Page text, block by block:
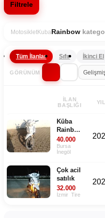
Filtrele
MotosikletKuba Rainbow
Tüm İlanlar Sıfır İkinci El
GÖRÜNÜM
İLAN
BAŞLIĞI
YIL
Küba
Rainbow
97cc
MTV
YOK.
40.000
Bursa
İnegöl
Çok acil
satılık
32.000
İzmir Tire